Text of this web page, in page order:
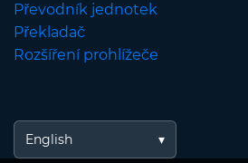
Převodník jednotek
Překladač
Rozšíření prohlížeče
English